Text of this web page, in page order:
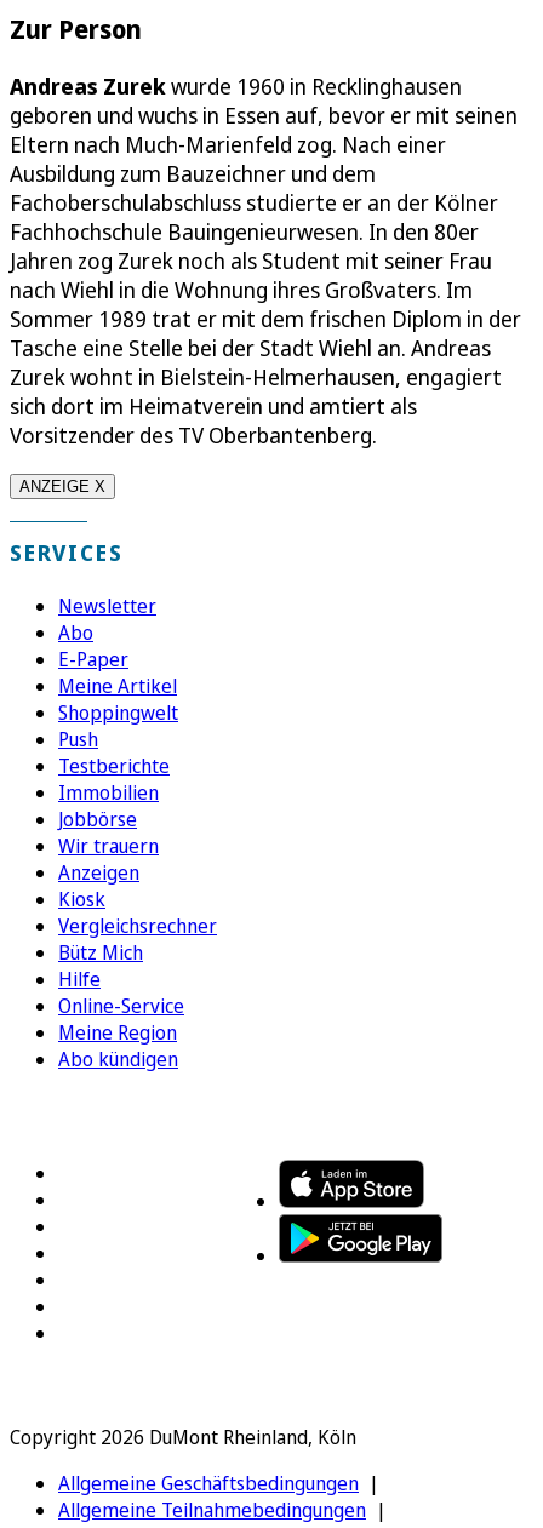
Zur Person
Andreas Zurekwurde 1960 in Recklinghausen
geboren und wuchs in Essen auf, bevor er mit seinen
Eltern nach Much-Marienfeld zog. Nach einer
Ausbildung zum Bauzeichner und dem
Fachoberschulabschluss studierte er an der Kölner
Fachhochschule Bauingenieurwesen. In den 80er
Jahren zog Zurek noch als Student mit seiner Frau
nach Wiehl in die Wohnung ihres Großvaters. Im
Sommer 1989 trat er mit dem frischen Diplom in der
Tasche eine Stelle bei der Stadt Wiehl an. Andreas
Zurek wohnt in Bielstein-Helmerhausen, engagiert
sich dort im Heimatverein und amtiert als
Vorsitzender des TV Oberbantenberg.
ANZEIGE X
SERVICES
Newsletter
Abo
E-Paper
Meine Artikel
Shoppingwelt
Push
Testberichte
Immobilien
Jobbörse
Wir trauern
Anzeigen
Kiosk
Vergleichsrechner
Bütz Mich
Hilfe
Online-Service
Meine Region
Abo kündigen
Copyright 2026 DuMont Rheinland, Köln
Allgemeine Geschäftsbedingungen
Allgemeine Teilnahmebedingungen